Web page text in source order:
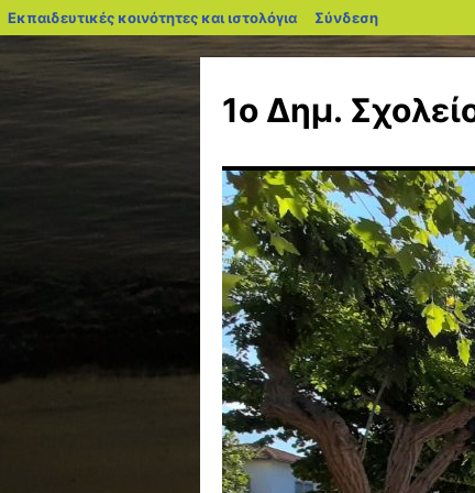
Εκπαιδευτικές κοινότητες και ιστολόγια blogs.sch.gr
Σύνδεση
περιεχόμενο
1ο Δημ.